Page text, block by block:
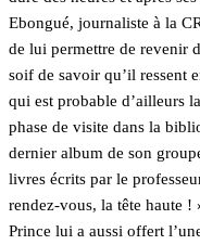
Ebongué, journaliste à la
de lui permettre de revenir
soif de savoir qu’il ressent
qui est probable d’ailleurs
phase de visite dans la
dernier album de son
livres écrits par le
rendez-vous, la tête haute !
Prince lui a aussi offert